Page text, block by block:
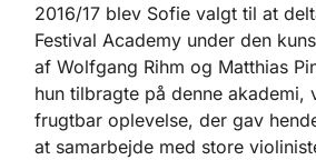
2016/17 blev Sofie valgt til at
Festival Academy under den
af Wolfgang Rihm og Matthias
hun tilbragte på denne akademi,
frugtbar oplevelse, der gav
at samarbejde med store